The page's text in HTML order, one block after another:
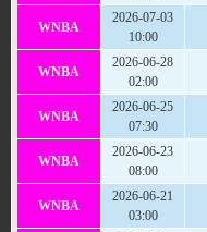
WNBA
2026-07-03
10:00
WNBA
2026-06-28
02:00
WNBA
2026-06-25
07:30
WNBA
2026-06-23
08:00
WNBA
2026-06-21
03:00